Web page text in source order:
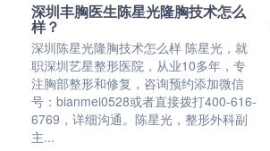
深圳丰胸医生陈星光隆胸技术怎么
样？
深圳陈星光隆胸技术怎么样 陈星光，就
职深圳艺星整形医院，从业10多年，专
注胸部整形和修复，咨询预约添加微信
号：bianmei0528或者直接拨打400-616-
6769，详细沟通。陈星光，整形外科副
主...